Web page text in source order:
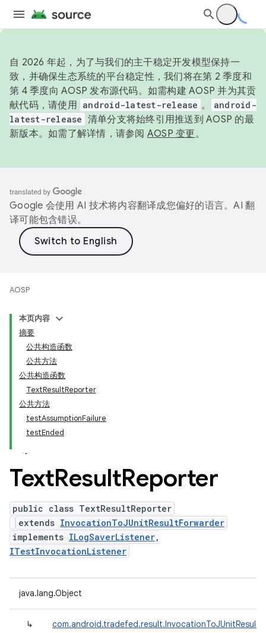
自 2026 年起，为了与我们的主干稳定开发模型保持一
致，并确保生态系统的平台稳定性，我们将在第 2 季度和
第 4 季度向 AOSP 发布源代码。如需构建 AOSP 并为其贡
献代码，请使用 android-latest-release 。
android-
latest-release 清单分支将始终引用推送到 AOSP 的最
新版本。如需了解详情，请参阅 AOSP 变更。
Google 会使用 AI 技术将内容翻译成您偏好的语言。AI 翻
译可能包含错误。
AOSP
本页内容
摘要
公共构造函数
公共方法
公共构造函数
TextResultReporter
公共方法
testAssumptionFailure
testEnded
TextResultReporter
public class TextResultReporter
extends InvocationToJUnitResultForwarder
implements ILogSaverListener,
ITestInvocationListener
java.lang.Object
↳